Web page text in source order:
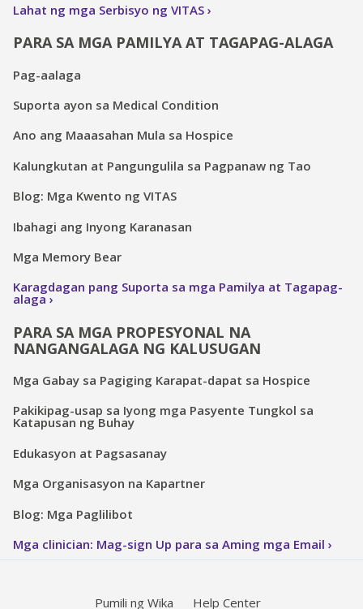
Lahat ng mga Serbisyo ng VITAS
PARA SA MGA PAMILYA AT TAGAPAG-ALAGA
Pag-aalaga
Suporta ayon sa Medical Condition
Ano ang Maaasahan Mula sa Hospice
Kalungkutan at Pangungulila sa Pagpanaw ng Tao
Blog: Mga Kwento ng VITAS
Ibahagi ang Inyong Karanasan
Mga Memory Bear
Karagdagan pang Suporta sa mga Pamilya at Tagapag-
alaga
PARA SA MGA PROPESYONAL NA
NANGANGALAGA NG KALUSUGAN
Mga Gabay sa Pagiging Karapat-dapat sa Hospice
Pakikipag-usap sa Iyong mga Pasyente Tungkol sa
Katapusan ng Buhay
Edukasyon at Pagsasanay
Mga Organisasyon na Kapartner
Blog: Mga Paglilibot
Mga clinician: Mag-sign Up para sa Aming mga Email
Pumili ng Wika Help Center